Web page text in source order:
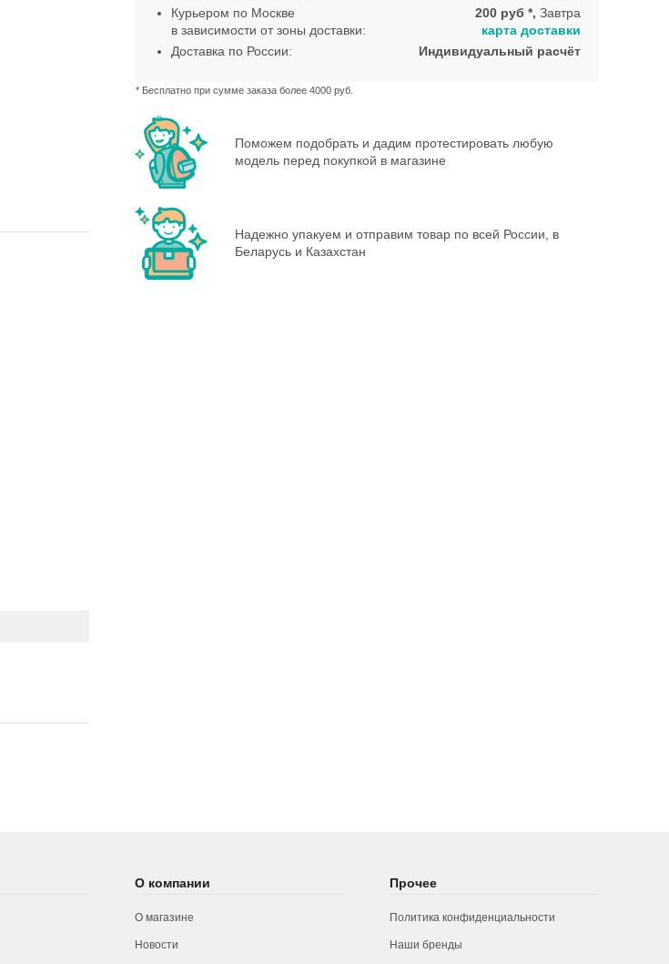
Курьером по Москве
в зависимости от зоны доставки:
200 руб *, Завтра
* Бесплатно при сумме заказа более 4000 руб.
карта доставки
Доставка по России:
Индивидуальный расчёт
Поможем подобрать и дадим протестировать любую
модель перед покупкой в магазине
Надежно упакуем и отправим товар по всей России, в
Беларусь и Казахстан
О компании
О магазине
Новости
Прочее
Политика конфиденциальности
Наши бренды